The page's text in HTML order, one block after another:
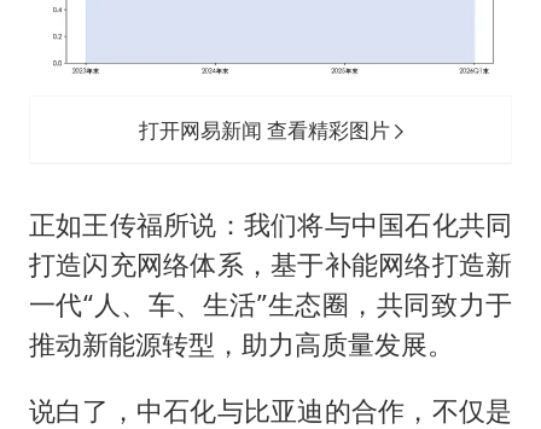
打开网易新闻 查看精彩图片
正如王传福所说：我们将与中国石化共同
打造闪充网络体系，基于补能网络打造新
一代“人、车、生活”生态圈，共同致力于
推动新能源转型，助力高质量发展。
说白了，中石化与比亚迪的合作，不仅是